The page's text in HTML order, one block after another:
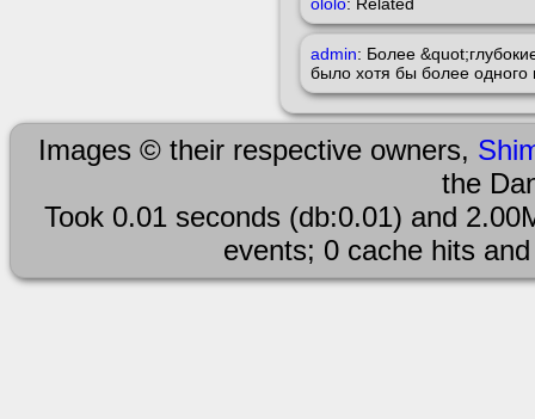
admin: Более
было хотя бы более одного
Images © their respective owners,
the
Took 0.01 seconds (db:0.01) and
events; 0 cache hits